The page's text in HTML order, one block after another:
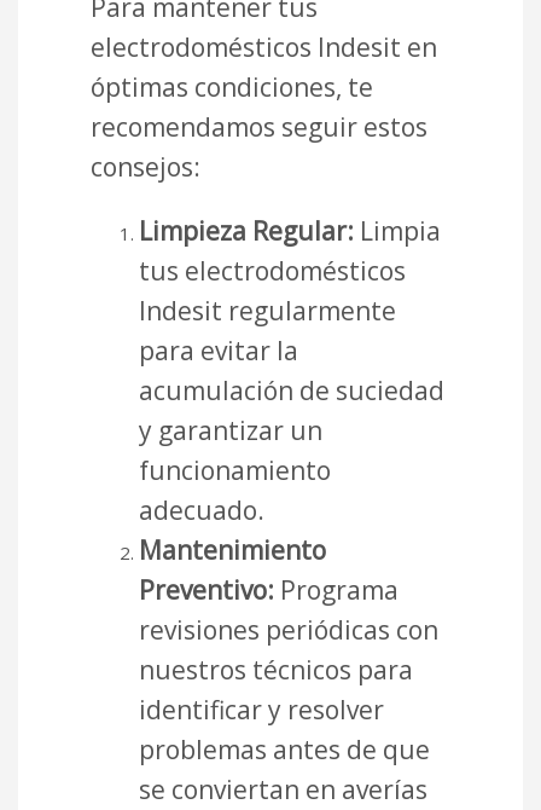
Para mantener tus
electrodomésticos Indesit en
óptimas condiciones, te
recomendamos seguir estos
consejos:
Limpieza Regular: Limpia
tus electrodomésticos
Indesit regularmente
para evitar la
acumulación de suciedad
y garantizar un
funcionamiento
adecuado.
Mantenimiento
Preventivo: Programa
revisiones periódicas con
nuestros técnicos para
identificar y resolver
problemas antes de que
se conviertan en averías